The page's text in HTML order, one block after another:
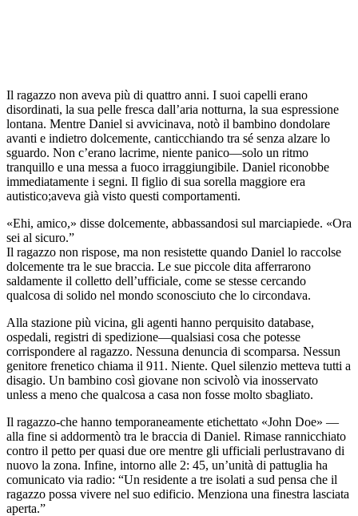
Il ragazzo non aveva più di quattro anni. I suoi capelli erano
disordinati, la sua pelle fresca dall’aria notturna, la sua espressione
lontana. Mentre Daniel si avvicinava, notò il bambino dondolare
avanti e indietro dolcemente, canticchiando tra sé senza alzare lo
sguardo. Non c’erano lacrime, niente panico—solo un ritmo
tranquillo e una messa a fuoco irraggiungibile. Daniel riconobbe
immediatamente i segni. Il figlio di sua sorella maggiore era
autistico;aveva già visto questi comportamenti.
«Ehi, amico,» disse dolcemente, abbassandosi sul marciapiede. «Ora
sei al sicuro.”
Il ragazzo non rispose, ma non resistette quando Daniel lo raccolse
dolcemente tra le sue braccia. Le sue piccole dita afferrarono
saldamente il colletto dell’ufficiale, come se stesse cercando
qualcosa di solido nel mondo sconosciuto che lo circondava.
Alla stazione più vicina, gli agenti hanno perquisito database,
ospedali, registri di spedizione—qualsiasi cosa che potesse
corrispondere al ragazzo. Nessuna denuncia di scomparsa. Nessun
genitore frenetico chiama il 911. Niente. Quel silenzio metteva tutti a
disagio. Un bambino così giovane non scivolò via inosservato
unless a meno che qualcosa a casa non fosse molto sbagliato.
Il ragazzo-che hanno temporaneamente etichettato «John Doe» —
alla fine si addormentò tra le braccia di Daniel. Rimase rannicchiato
contro il petto per quasi due ore mentre gli ufficiali perlustravano di
nuovo la zona. Infine, intorno alle 2: 45, un’unità di pattuglia ha
comunicato via radio: “Un residente a tre isolati a sud pensa che il
ragazzo possa vivere nel suo edificio. Menziona una finestra lasciata
aperta.”